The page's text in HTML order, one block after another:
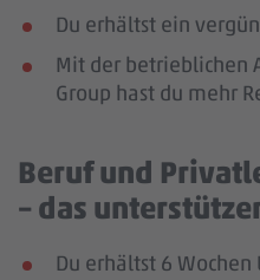
Du erhältst ein
Mit der betrieblichen
Group hast du mehr
Beruf und
– das
Du erhältst 6 Wochen